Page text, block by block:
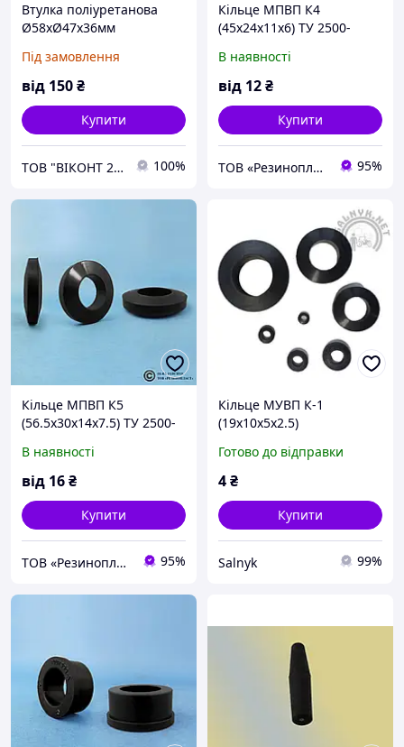
Втулка поліуретанова
Ø58хØ47х36мм
ліній миття та сушіння
скла
Під замовлення
від 150₴
Купити
ТОВ "ВІКОНТ 2000" 100%
Кільце МПВП К4
(45х24х11х6) ТУ 2500-
В наявності
від 12₴
Купити
ТОВ «Резинопласт». Завод ГТВ. Гумотехнічні вироби, металообробка 95%
Кільце МПВП К5
(56.5х30х14х7.5) ТУ 2500-
В наявності
від 16₴
Купити
ТОВ «Резинопласт». Завод ГТВ. Гумотехнічні вироби, металообробка 95%
Кільце МУВП К-1
(19х10х5х2.5)
Готово до відправки
4₴
Купити
Salnyk 99%